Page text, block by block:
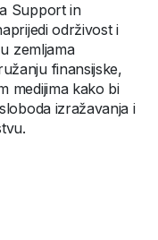
Support in
održivost i
zemljama
finansijske,
medijima kako bi
izražavanja i